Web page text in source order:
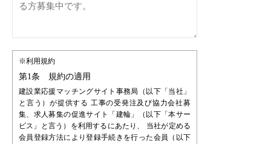
※利用規約
第1条 規約の適用
建設業応援マッチングサイト事務局（以下「当社」
と言う）が提供する 工事の受発注及び協力会社募
集、求人募集の促進サイト「建輪」（以下「本サー
ビス」と言う）を利用するにあたり、 当社が定める
会員登録方法により登録手続きを行った会員（以下